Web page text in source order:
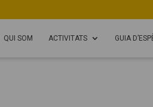
QUI SOM ACTIVITATS GUIA